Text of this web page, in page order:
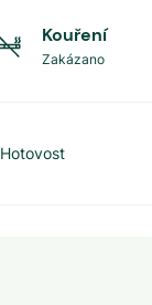
Kouření
Zakázano
Hotovost